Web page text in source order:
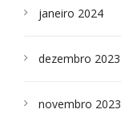
janeiro 2024
dezembro 2023
novembro 2023